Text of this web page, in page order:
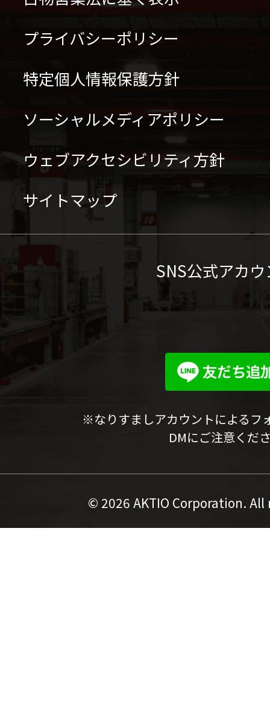
プライバシーポリシー
特定個人情報保護方針
ソーシャルメディアポリシー
ウェブアクセシビリティ方針
サイトマップ
SNS公式アカ
※なりすましアカウントによるフ
DMにご注意くだ
© 2026 AKTIO Corporation.